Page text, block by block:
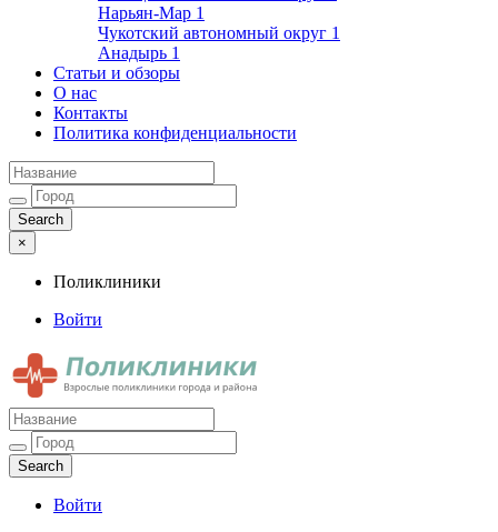
Нарьян-Мар 1
Чукотский автономный округ 1
Анадырь 1
Статьи и обзоры
О нас
Контакты
Политика конфиденциальности
×
Поликлиники
Войти
Поликлиники
Взрослые поликлиники города и района
Войти